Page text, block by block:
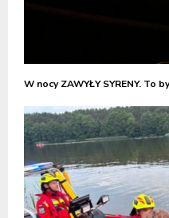
W nocy ZAWYŁY SYRENY. To